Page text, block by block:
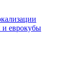
и еврокубы